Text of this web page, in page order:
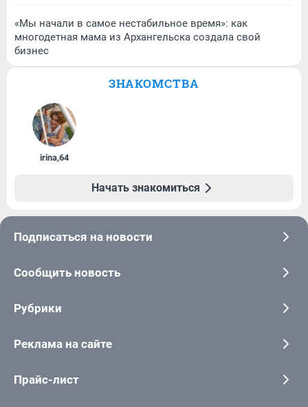
«Мы начали в самое нестабильное время»: как
многодетная мама из Архангельска создала свой
бизнес
ЗНАКОМСТВА
irina,64
Начать знакомиться
Подписаться на новости
Сообщить новость
Рубрики
Реклама на сайте
Прайс-лист